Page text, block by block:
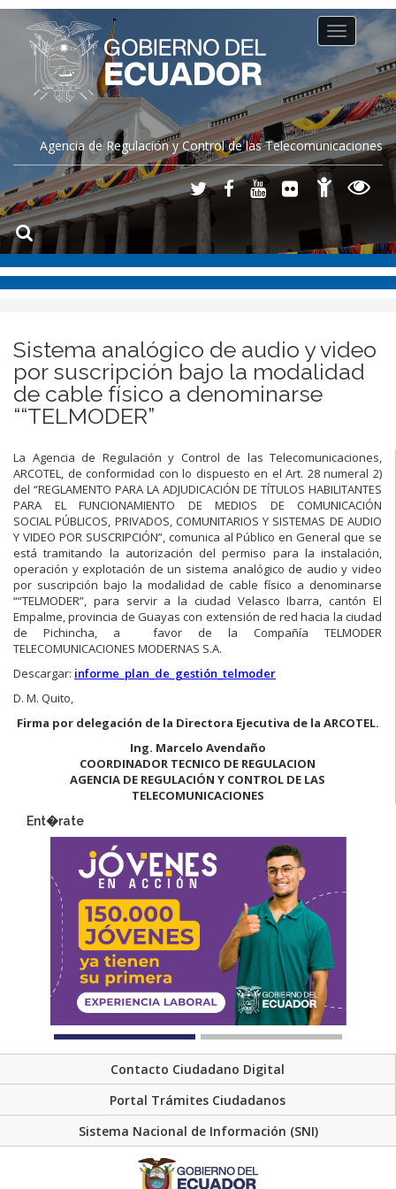
Agencia de Regulación y Control de las Telecomunicaciones
Toggle
navigation
Sistema analógico de audio y video
por suscripción bajo la modalidad
de cable físico a denominarse
““TELMODER”
La Agencia de Regulación y Control de las Telecomunicaciones,
ARCOTEL, de conformidad con lo dispuesto en el Art. 28 numeral 2)
del “REGLAMENTO PARA LA ADJUDICACIÓN DE TÍTULOS HABILITANTES
PARA EL FUNCIONAMIENTO DE MEDIOS DE COMUNICACIÓN
SOCIAL PÚBLICOS, PRIVADOS, COMUNITARIOS Y SISTEMAS DE AUDIO
Y VIDEO POR SUSCRIPCIÓN”, comunica al Público en General que se
está tramitando la autorización del permiso para la instalación,
operación y explotación de un sistema analógico de audio y video
por suscripción bajo la modalidad de cable físico a denominarse
““TELMODER”, para servir a la ciudad Velasco Ibarra, cantón El
Empalme, provincia de Guayas con extensión de red hacia la ciudad
de Pichincha, a favor de la Compañía TELMODER
TELECOMUNICACIONES MODERNAS S.A.
Descargar: informe_plan_de_gestión_telmoder
D. M. Quito,
Firma por delegación de la Directora Ejecutiva de la ARCOTEL.
Ing. Marcelo Avendaño
COORDINADOR TECNICO DE REGULACION
AGENCIA DE REGULACIÓN Y CONTROL DE LAS
TELECOMUNICACIONES
Ent�rate
Contacto Ciudadano Digital
Portal Trámites Ciudadanos
Sistema Nacional de Información (SNI)